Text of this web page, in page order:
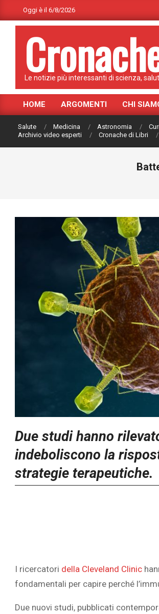
to
Oggi è il 6/8/2026
Le notizie più interessanti di scienza,
Primary
Navigation
Menu
HOME ARGOMENTI CHI
Salute Medicina Astronomia
Archivio video esperti
Cronache di Libri
Due studi hanno
indeboliscono la
strategie terapeutiche.
I ricercatori della Cleveland Clinic
fondamentali per capire perché
Due nuovi studi, pubblicati